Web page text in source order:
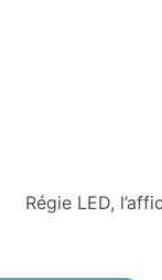
Régie LED,